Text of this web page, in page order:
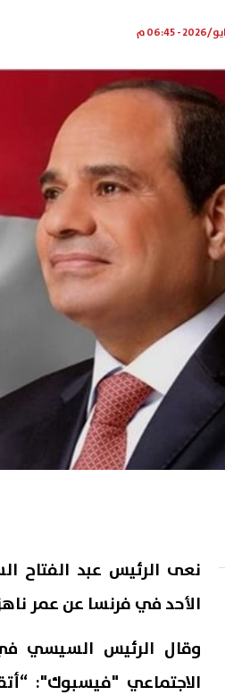
نعى الرئيس عبد الفتاح
الأحد في فرنسا عن عمر ناهز 73 عاما بعد صراع مع
وقال الرئيس السيسي
الاجتماعي "فيسبوك":